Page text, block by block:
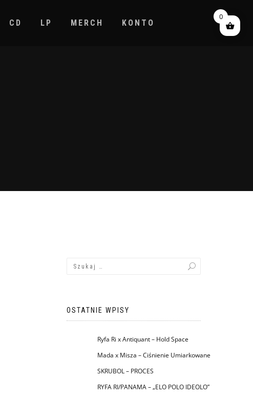
CD LP MERCH KONTO
OSTATNIE WPISY
Ryfa Ri x Antiquant – Hold Space
Mada x Misza – Ciśnienie Umiarkowane
SKRUBOL – PROCES
RYFA RI/PANAMA – „ELO POLO IDEOLO”
0